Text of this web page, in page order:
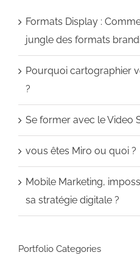
Formats Display :
jungle des formats
Pourquoi cartographier
?
Se former avec le Video
vous êtes Miro ou quoi ?
Mobile Marketing,
sa stratégie digitale ?
Portfolio Categories